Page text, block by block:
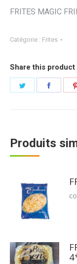
FRITES MAGIC
Catégorie : Frites
Share this product
Partager
Produits